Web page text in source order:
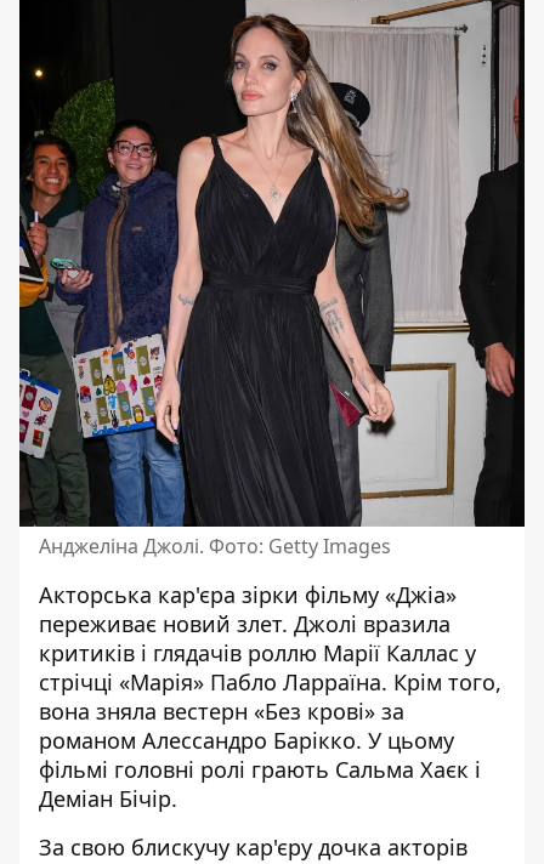
Анджеліна Джолі. Фото: Getty Images
Акторська кар'єра зірки фільму «Джіа»
переживає новий злет. Джолі вразила
критиків і глядачів роллю Марії Каллас у
стрічці «Марія» Пабло Ларраїна. Крім того,
вона зняла вестерн «Без крові» за
романом Алессандро Барікко. У цьому
фільмі головні ролі грають Сальма Хаєк і
Деміан Бічір.
За свою блискучу кар'єру дочка акторів